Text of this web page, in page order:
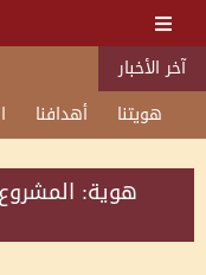
آخر الأخبار
هويتنا
أهدافنا
هوية: